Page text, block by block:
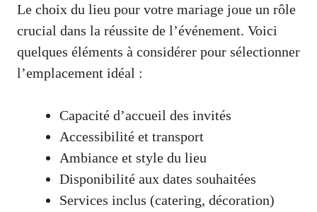
Le choix du lieu pour votre mariage joue un rôle
crucial dans la réussite de l’événement. Voici
quelques éléments à considérer pour sélectionner
l’emplacement idéal :
Capacité d’accueil des invités
Accessibilité et transport
Ambiance et style du lieu
Disponibilité aux dates souhaitées
Services inclus (catering, décoration)